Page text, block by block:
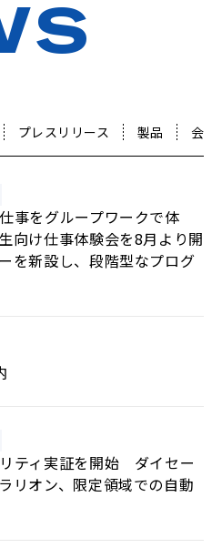
プレスリリース 製品 会社
事をグループワークで体
け仕事体験会を8月より開
を新設し、段階型なプログ
ティ実証を開始 ダイセー
リオン、限定領域での自動